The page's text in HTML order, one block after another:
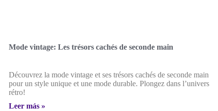
Mode vintage: Les trésors cachés de seconde main
Découvrez la mode vintage et ses trésors cachés de seconde main
pour un style unique et une mode durable. Plongez dans l’univers
rétro!
Leer más »